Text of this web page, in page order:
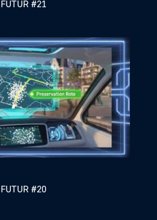
#21
#20